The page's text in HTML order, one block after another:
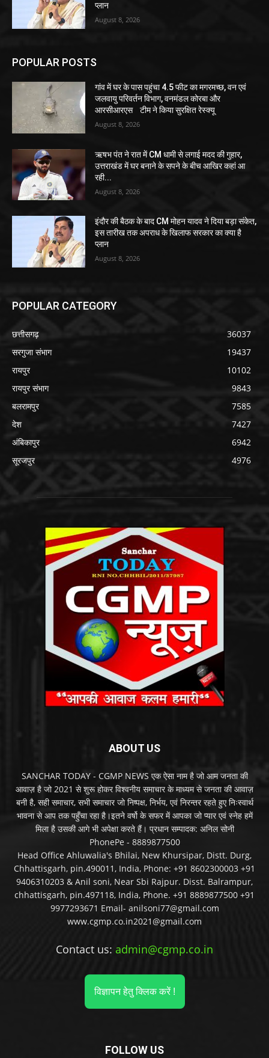
प्लान
August 8, 2026
POPULAR POSTS
गांव में घर के पास पहुंचा 4.5 फीट का मगरमच्छ, वन एवं
जलवायु परिवर्तन विभाग, वनमंडल कोरबा और
आरसीआरएस टीम ने किया सुरक्षित रेस्क्यू
August 8, 2026
ऋषभ पंत ने रात में CM धामी से लगाई मदद की गुहार,
उत्तराखंड में घर बनाने के सपने के बीच आखिर कहां आ
रही...
August 8, 2026
इंदौर की बैठक के बाद CM मोहन यादव ने दिया बड़ा संकेत,
इस तारीख तक अपराध के खिलाफ सरकार का क्या है
प्लान
August 8, 2026
POPULAR CATEGORY
छत्तीसगढ़
36037
सरगुजा संभाग
19437
रायपुर
10102
रायपुर संभाग
9843
बलरामपुर
7585
देश
7427
अंबिकापुर
6942
सूरजपुर
4976
ABOUT US
SANCHAR TODAY - CGMP NEWS एक ऐसा नाम है जो आम जनता की
आवाज़ है जो 2021 से शुरू होकर विश्वनीय समाचार के माध्यम से जनता की आवाज़
बनी है, सही समाचार, सभी समाचार जो निष्पक्ष, निर्भय, एवं निरन्तर रहते हुए निःस्वार्थ
भावना से आप तक पहुँचा रहा है।इतने वर्षो के सफर में आपका जो प्यार एवं स्नेह हमें
मिला है उसकी आगे भी अपेक्षा करते हैं। प्रधान सम्पादक: अनिल सोनी
PhonePe - 8889877500
Head Office Ahluwalia's Bhilai, New Khursipar, Distt. Durg,
Chhattisgarh, pin.490011, India, Phone: +91 8602300003 +91
9406310203 & Anil soni, Near Sbi Rajpur. Disst. Balrampur,
chhattisgarh, pin.497118, India, Phone. +91 8889877500 +91
9977293671 Email- anilsoni77@gmail.com
www.cgmp.co.in2021@gmail.com
Contact us: admin@cgmp.co.in
विज्ञापन हेतु क्लिक करें !
FOLLOW US